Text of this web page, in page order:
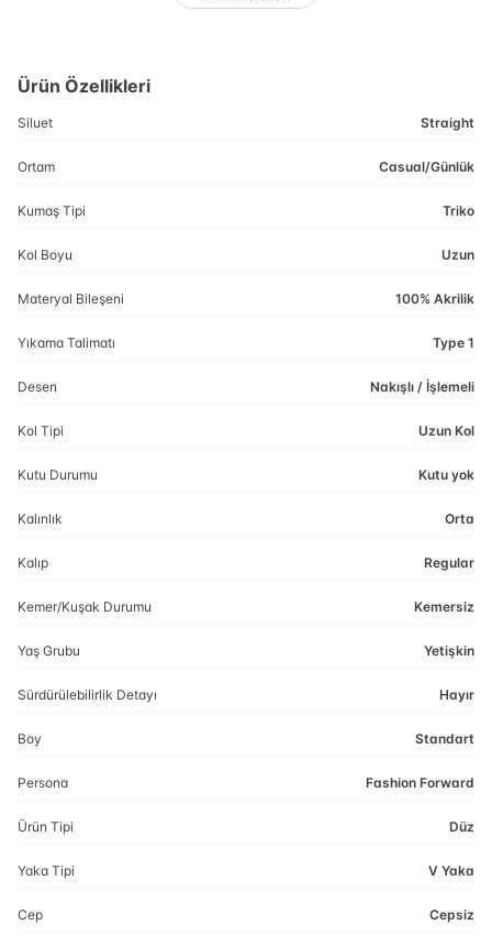
Ürün Özellikleri
Siluet Straight
Ortam Casual/Günlük
Kumaş Tipi Triko
Kol Boyu Uzun
Materyal Bileşeni 100% Akrilik
Yıkama Talimatı Type 1
Desen Nakışlı / İşlemeli
Kol Tipi Uzun Kol
Kutu Durumu Kutu yok
Kalınlık Orta
Kalıp Regular
Kemer/Kuşak Durumu Kemersiz
Yaş Grubu Yetişkin
Sürdürülebilirlik Detayı Hayır
Boy Standart
Persona Fashion Forward
Ürün Tipi Düz
Yaka Tipi V Yaka
Cep Cepsiz